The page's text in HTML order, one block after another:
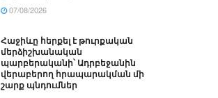
07/08/2026
Հաջիևը հերքել է թուրքական
մերձիշխանական
պարբերականի՝ Ադրբեջանին
վերաբերող հրապարակման մի
շարք պնդումներ